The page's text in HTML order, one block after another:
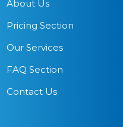
About Us
Pricing Section
Our Services
FAQ Section
Contact Us